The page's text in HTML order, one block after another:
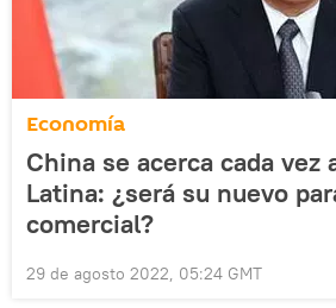
Economía
China se acerca cada vez
Latina: ¿será su nuevo
comercial?
29 de agosto 2022, 05:24 GMT